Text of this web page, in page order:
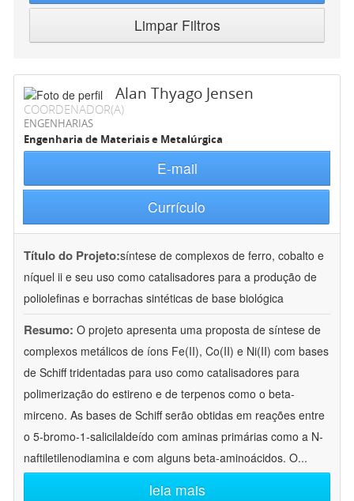
Limpar Filtros
Alan Thyago Jensen
COORDENADOR(A)
ENGENHARIAS
Engenharia de Materiais e Metalúrgica
E-mail
Currículo
Título do Projeto:síntese de complexos de ferro, cobalto e
níquel ii e seu uso como catalisadores para a produção de
poliolefinas e borrachas sintéticas de base biológica
Resumo: O projeto apresenta uma proposta de síntese de
complexos metálicos de íons Fe(II), Co(II) e Ni(II) com bases
de Schiff tridentadas para uso como catalisadores para
polimerização do estireno e de terpenos como o beta-
mirceno. As bases de Schiff serão obtidas em reações entre
o 5-bromo-1-salicilaldeído com aminas primárias como a N-
naftiletilenodiamina e com alguns beta-aminoácidos. O...
leia mais